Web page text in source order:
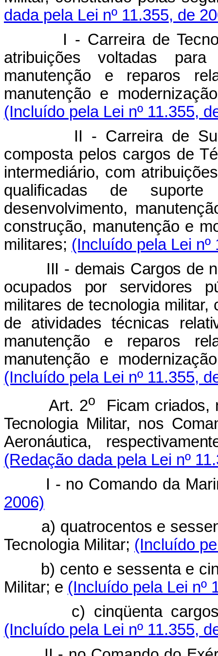
dada pela Lei nº 11.355, de
I - Carreira de
atribuições voltadas
manutenção e reparos
manutenção e
(Incluído pela Lei nº 11.355,
II - Carreira de
composta pelos cargos de
intermediário, com
qualificadas de
desenvolvimento,
construção, manutenção e
militares; (Incluído pela Lei nº
III - demais Cargos de
ocupados por servidores
militares de tecnologia
de atividades técnicas
manutenção e reparos
manutenção e
(Incluído pela Lei nº 11.355,
Art. 2o
Ficam criados,
Tecnologia Militar, nos
Aeronáutica,
(Redação dada pela Lei nº
I - no Comando da
2006)
a) quatrocentos e
Tecnologia Militar; (Incluído
b) cento e sessenta e
Militar; e (Incluído pela Lei nº
c) cinqüenta cargos de
(Incluído pela Lei nº 11.355,